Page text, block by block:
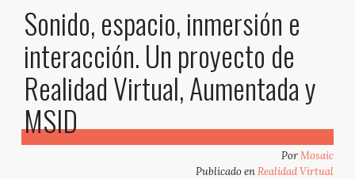
Sonido, espacio, inmersión e
interacción. Un proyecto de
Realidad Virtual, Aumentada y
MSID
PorMosaic
Publicado enRealidad Virtual